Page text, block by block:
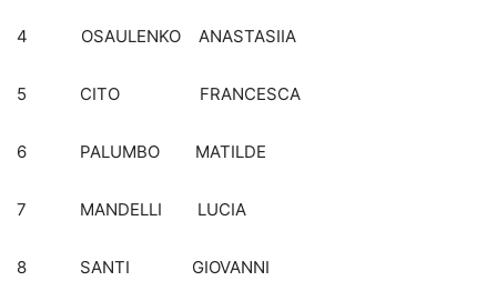
4 OSAULENKO ANASTASIIA
5 CITO FRANCESCA
6 PALUMBO MATILDE
7 MANDELLI LUCIA
8 SANTI GIOVANNI